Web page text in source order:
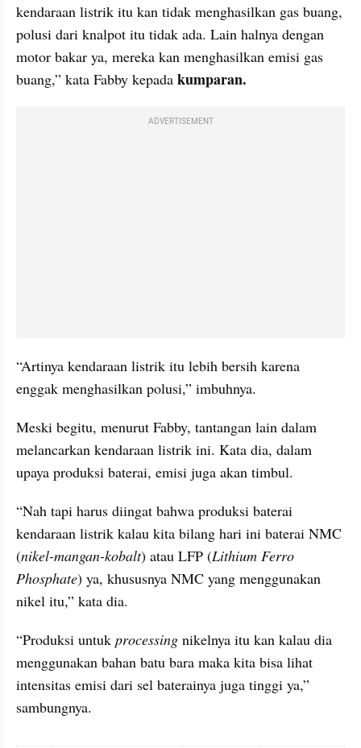
kendaraan listrik itu kan tidak menghasilkan gas buang,
polusi dari knalpot itu tidak ada. Lain halnya dengan
motor bakar ya, mereka kan menghasilkan emisi gas
buang,” kata Fabby kepada kumparan.
ADVERTISEMENT
“Artinya kendaraan listrik itu lebih bersih karena
enggak menghasilkan polusi,” imbuhnya.
Meski begitu, menurut Fabby, tantangan lain dalam
melancarkan kendaraan listrik ini. Kata dia, dalam
upaya produksi baterai, emisi juga akan timbul.
“Nah tapi harus diingat bahwa produksi baterai
kendaraan listrik kalau kita bilang hari ini baterai NMC
(nikel-mangan-kobalt) atau LFP (Lithium Ferro
Phosphate) ya, khususnya NMC yang menggunakan
nikel itu,” kata dia.
“Produksi untuk processing nikelnya itu kan kalau dia
menggunakan bahan batu bara maka kita bisa lihat
intensitas emisi dari sel baterainya juga tinggi ya,”
sambungnya.